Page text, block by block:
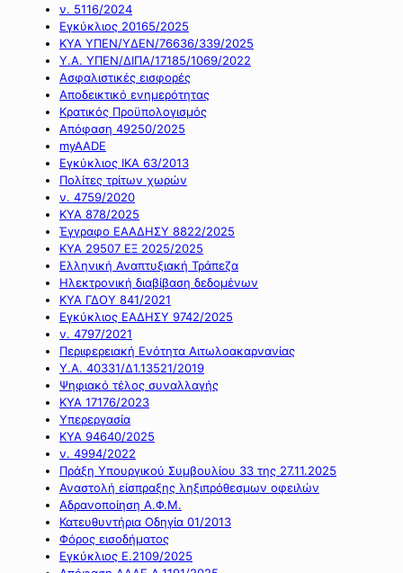
ν. 5116/2024
Εγκύκλιος 20165/2025
ΚΥΑ ΥΠΕΝ/ΥΔΕΝ/76636/339/2025
Υ.Α. ΥΠΕΝ/ΔΙΠΑ/17185/1069/2022
Ασφαλιστικές εισφορές
Αποδεικτικό ενημερότητας
Κρατικός Προϋπολογισμός
Απόφαση 49250/2025
myAADE
Εγκύκλιος ΙΚΑ 63/2013
Πολίτες τρίτων χωρών
ν. 4759/2020
ΚΥΑ 878/2025
Έγγραφο ΕΑΑΔΗΣΥ 8822/2025
ΚΥΑ 29507 ΕΞ 2025/2025
Ελληνική Αναπτυξιακή Τράπεζα
Ηλεκτρονική διαβίβαση δεδομένων
ΚΥΑ ΓΔΟΥ 841/2021
Εγκύκλιος ΕΑΔΗΣΥ 9742/2025
ν. 4797/2021
Περιφερειακή Ενότητα Αιτωλοακαρνανίας
Υ.Α. 40331/Δ1.13521/2019
Ψηφιακό τέλος συναλλαγής
ΚΥΑ 17176/2023
Υπερεργασία
ΚΥΑ 94640/2025
ν. 4994/2022
Πράξη Υπουργικού Συμβουλίου 33 της 27.11.2025
Αναστολή είσπραξης ληξιπρόθεσμων οφειλών
Αδρανοποίηση Α.Φ.Μ.
Κατευθυντήρια Οδηγία 01/2013
Φόρος εισοδήματος
Εγκύκλιος Ε.2109/2025